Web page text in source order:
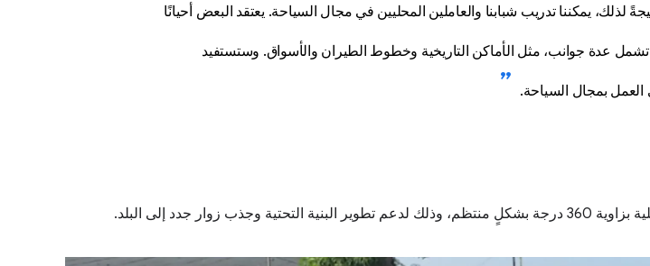
الإجمالي لدينا. نتيجةً لذلك، يمكننا تدريب شبابنا والعاملين المحليين في مجال السياحة. يعتقد البعض أحيانًا
عدة جوانب، مثل الأماكن التاريخية وخطوط الطيران والأسواق. وستستفيد
بمجال السياحة.
جدد إلى البلد.